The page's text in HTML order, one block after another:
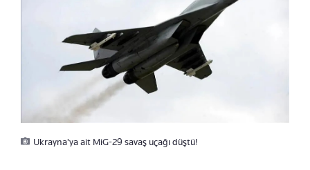
Ukrayna'ya ait MiG-29 savaş uçağı düştü!